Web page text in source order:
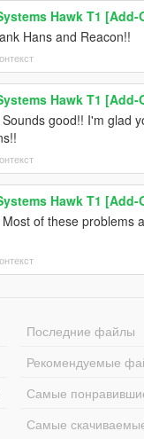
Hawk T1
Hans and Reacon!!
Hawk T1
Sounds good!! I'm glad
Hawk T1
Most of these problems
Последние файлы
Рекомендуемые
Самые
Самые